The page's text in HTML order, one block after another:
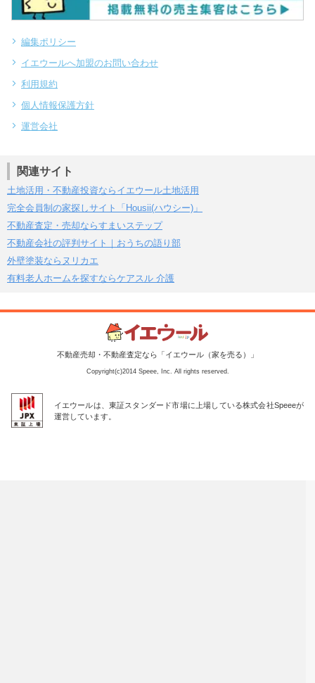
編集ポリシー
イエウールへ加盟のお問い合わせ
利用規約
個人情報保護方針
運営会社
関連サイト
土地活用・不動産投資ならイエウール土地活用
完全会員制の家探しサイト「Housii(ハウシー)」
不動産査定・売却ならすまいステップ
不動産会社の評判サイト｜おうちの語り部
外壁塗装ならヌリカエ
有料老人ホームを探すならケアスル 介護
不動産売却・不動産査定なら「イエウール（家を売る）」
Copyright(c)2014 Speee, Inc. All rights reserved.
イエウールは、東証スタンダード市場に上場している株式会社Speeeが
運営しています。